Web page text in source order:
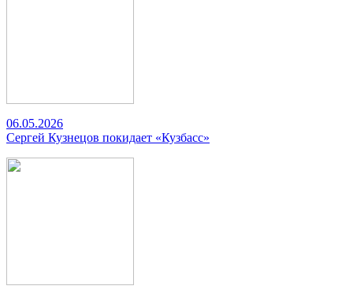
06.05.2026
Сергей Кузнецов покидает «Кузбасс»